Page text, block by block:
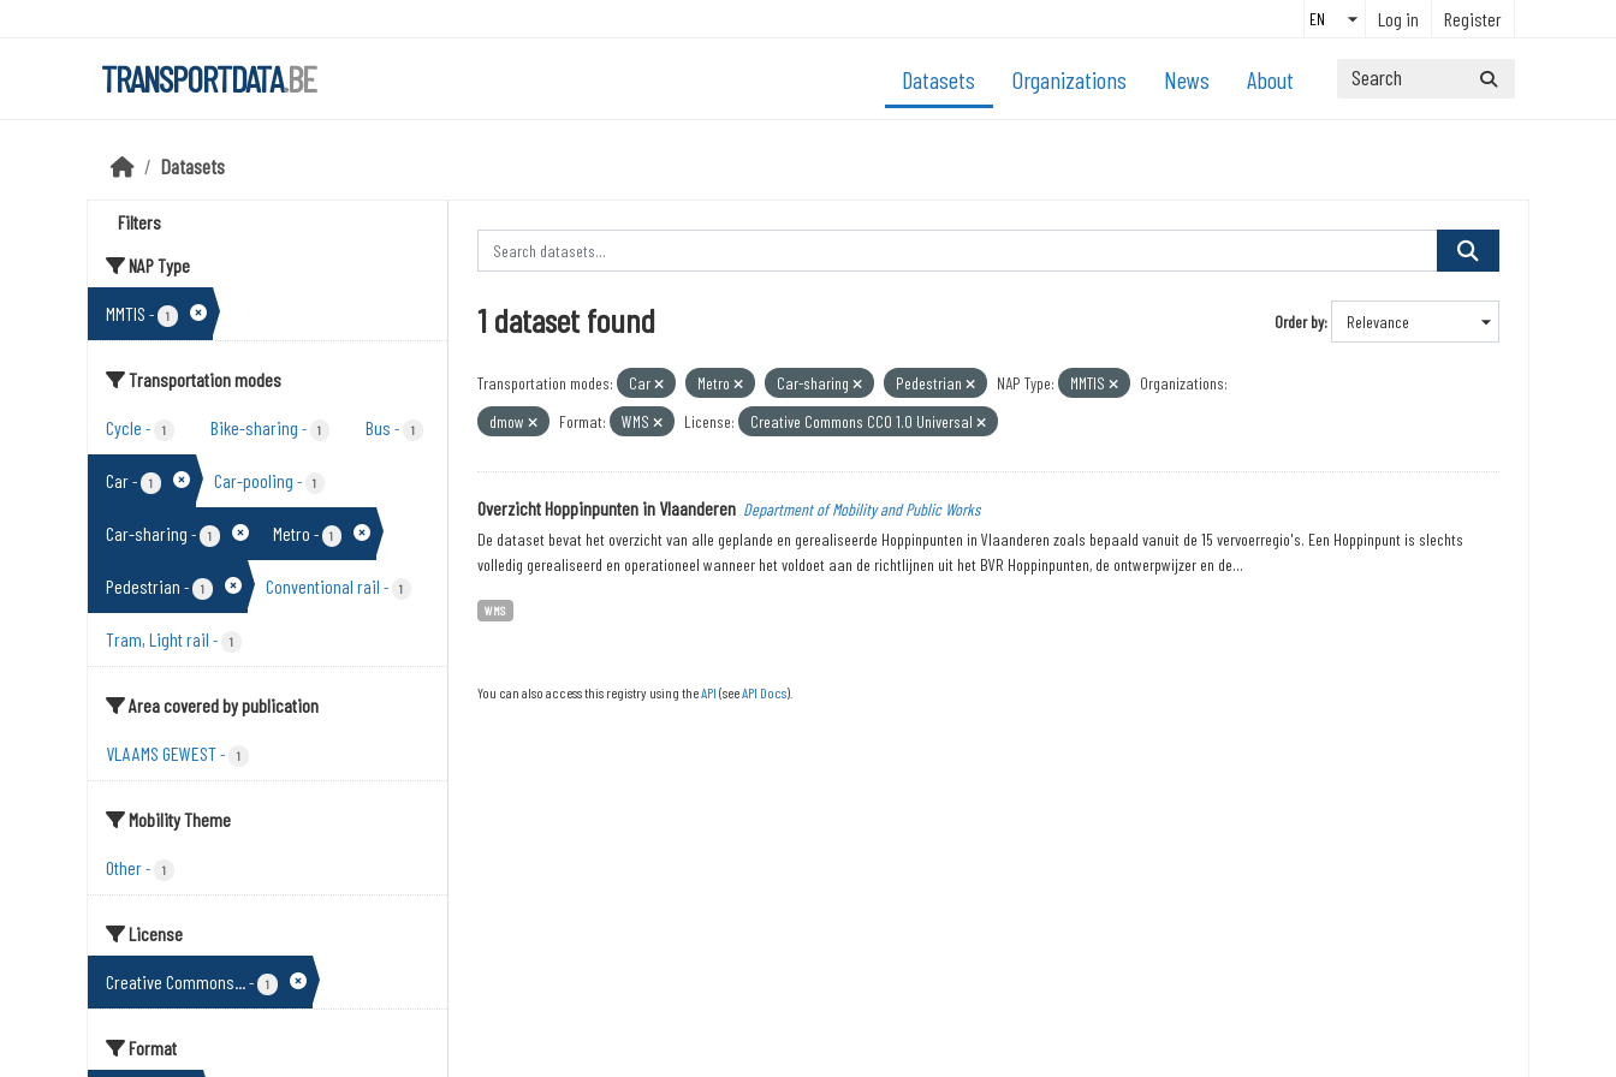
Log in Register
TRANSPORTDATA.BE Datasets Organizations News About
Datasets
Filters
NAP Type
MMTIS - 1
Transportation modes
Cycle - 1 Bike-sharing - 1 Bus - 1
Car- 1 Car-pooling - 1
Car-sharing - 1 Metro - 1
Pedestrian - 1 Conventional rail - 1
Tram, Light rail - 1
Area covered by publication
VLAAMS GEWEST- 1
Mobility Theme
Other- 1
License
Creative Commons...- 1
Format
Order by
1 dataset found
Transportation modes: Car Metro Car-sharing Pedestrian NAP Type: MMTIS
Organizations:
dmow
Format: WMS License: Creative Commons CC0 1.0 Universal
Overzicht Hoppinpunten in Vlaanderen Department of Mobility and Public Works
De dataset bevat het overzicht van alle geplande en gerealiseerde Hoppinpunten in Vlaanderen zoals bepaald vanuit de 15 vervoerregio's. Een Hoppinpunt is slechts
volledig gerealiseerd en operationeel wanneer het voldoet aan de richtlijnen uit het BVR Hoppinpunten, de ontwerpwijzer en de...
WMS
You can also access this registry using theAPI (seeAPI Docs).